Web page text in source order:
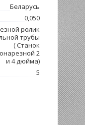
Беларусь
0,050
ролик
трубы
( Станок
2
и 4 дюйма)
5